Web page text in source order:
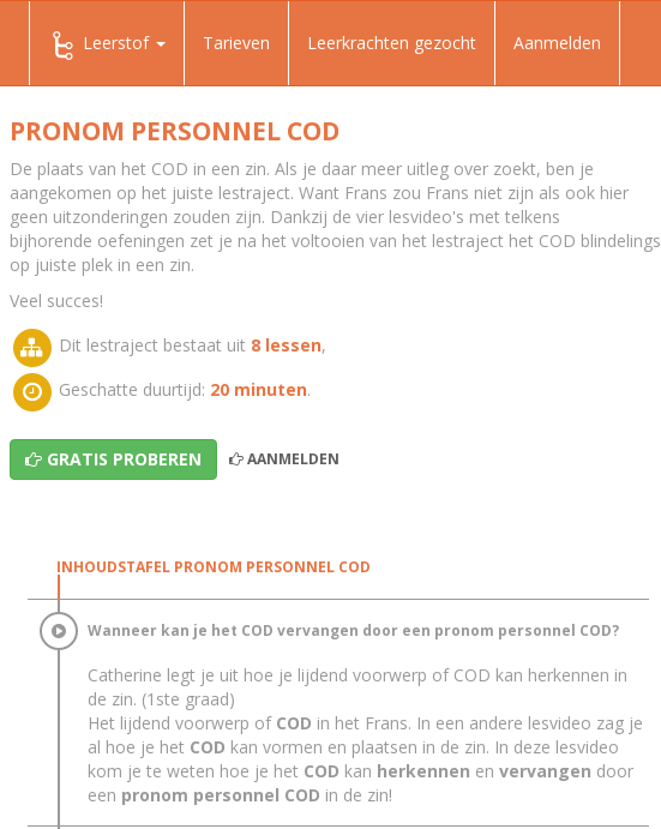
Leerstof Tarieven Leerkrachten gezocht Aanmelden
PRONOM PERSONNEL COD
De plaats van het COD in een zin. Als je daar meer uitleg over zoekt, ben je
aangekomen op het juiste lestraject. Want Frans zou Frans niet zijn als ook hier
geen uitzonderingen zouden zijn. Dankzij de vier lesvideo's met telkens
bijhorende oefeningen zet je na het voltooien van het lestraject het COD blindelings
op juiste plek in een zin.
Veel succes!
Dit lestraject bestaat uit 8 lessen,
Geschatte duurtijd: 20 minuten.
GRATIS PROBEREN AANMELDEN
INHOUDSTAFEL PRONOM PERSONNEL COD
Wanneer kan je het COD vervangen door een pronom personnel COD?
Catherine legt je uit hoe je lijdend voorwerp of COD kan herkennen in
de zin. (1ste graad)
Het lijdend voorwerp of COD in het Frans. In een andere lesvideo zag je
al hoe je het COD kan vormen en plaatsen in de zin. In deze lesvideo
kom je te weten hoe je het COD kan herkennen en vervangen door
een pronom personnel COD in de zin!